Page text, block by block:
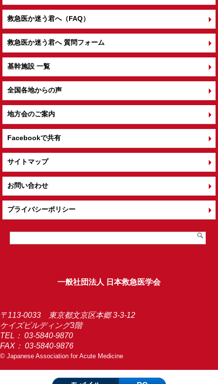
救急医か迷う君へ（FAQ）
救急医か迷う君へ 質問フォーム
基幹施設 一覧
全国各地からの声
地方会のご案内
Facebookで共有
サイトマップ
お問い合わせ
プライバシーポリシー
一般社団法人 日本救急医学会
〒113-0033 東京都文京区本郷 3-3-12
ケイズビルディング3階
TEL： 03-5840-9870
FAX： 03-5840-9876
© Japanese Association for Acute Medicine